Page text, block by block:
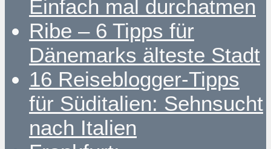
Einfach mal durchatmen
Ribe – 6 Tipps für
Dänemarks älteste Stadt
16 Reiseblogger-Tipps
für Süditalien: Sehnsucht
nach Italien